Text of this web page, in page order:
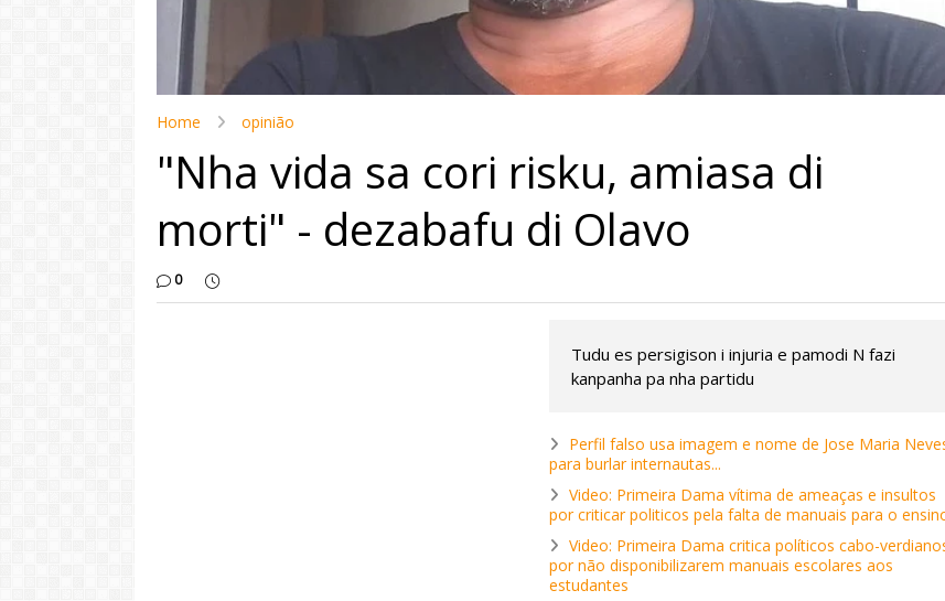
Home opinião
"Nha vida sa cori risku, amiasa di
morti" - dezabafu di Olavo
0
Tudu es persigison i injuria e pamodi N fazi
kanpanha pa nha partidu
Perfil falso usa imagem e nome de Jose Maria
para burlar internautas...
Video: Primeira Dama vítima de ameaças e insultos
por criticar politicos pela falta de manuais para o
Video: Primeira Dama critica políticos cabo-
por não disponibilizarem manuais escolares aos
estudantes